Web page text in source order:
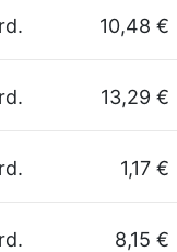
10,48 €
13,29 €
1,17 €
8,15 €